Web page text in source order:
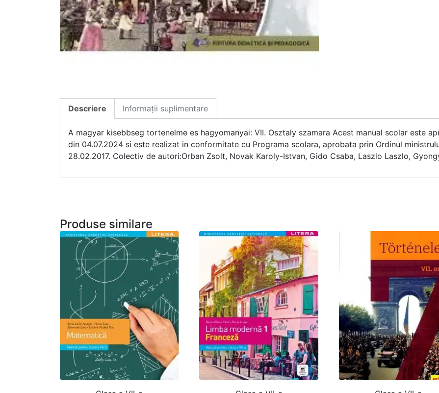
Descriere Informații suplimentare
A magyar kisebbseg tortenelme es hagyomanyai: VII. Osztaly szamara Acest manual scolar este
din 04.07.2024 si este realizat in conformitate cu Programa scolara, aprobata prin Ordinul
28.02.2017. Colectiv de autori:Orban Zsolt, Novak Karoly-Istvan, Gido Csaba, Laszlo Laszlo,
Produse similare